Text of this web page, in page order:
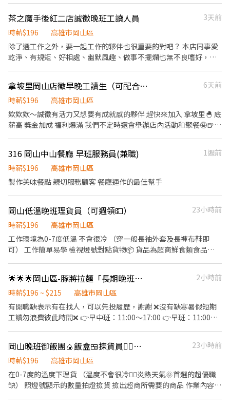
號1樓 前鎮三多店 高雄市前鎮區三多二路471號1、2樓 前鎮二聖店
高雄市前鎮區二聖一路96號1樓 小港孔鳳店 高雄市小港區孔鳳路
548號1樓 岡山大仁店 高雄市岡山區大仁路51號1、2、3、4、5樓
左營孟子店 高雄市左營區孟子路593號1樓 左營自由二店 高雄市左
營區自由三路268號1樓 左營自由店 高雄市左營區自由四路457號1
樓 新興八德店 高雄市新興區八德二路68號1樓 梓官梓和店 高雄市梓
官區梓官路174號1樓 梓官蚵仔寮店 高雄市梓官區中正路192號1樓
楠梓壽民店 高雄市楠梓區壽民路70號1樓 楠梓德民店 高雄市楠梓區
德民路1355號1樓 橋頭白樹店 高雄市橋頭區白樹路37號1、2、3、4
樓 湖內中正店 高雄市湖內區中正路二段74之6號1樓 苓雅中山店 高
雄市苓雅區中山二路392號1、2、3、4樓 苓雅和平店 高雄市苓雅區
和平一路246號1、2、3樓 苓雅廣州店 高雄市苓雅區廣州一街8號1
號1樓 鳳山中崙店 高雄市鳳山區中崙四路32號1樓 鳳山善美店 高雄
市鳳山區善美路66號1樓 鳳山工協店 高雄市鳳山區工協街81號1、2
樓 鳳山文建店 高雄市鳳山區文建街175號1樓 鼓山美明店 高雄市鼓
三民大順 - 智取店 高雄市三民區大順二路612號1、2、3樓 三民孝順
- 智取店 高雄市三民區孝順街31號1樓 三民瀋陽 - 智取店 高雄市三
民區瀋陽街111之3號1樓 三民義華 - 智取店 高雄市三民區義華路
167號1樓 三民裕誠 - 智取店 高雄市三民區裕誠路119號1、2樓 三民
鼎山 - 智取店 高雄市三民區鼎山街361號1樓 仁武仁雄 - 智取店 高雄
市仁武區仁雄路202號1樓 仁武八德 - 智取店 高雄市仁武區八德一路
328號1樓 仁武永仁 - 智取店 高雄市仁武區永仁街209號1樓 前金新
市前鎮區天山路20巷4號1樓 前鎮永豐 - 智取店 高雄市前鎮區永豐路
103號1樓 前鎮草衙 - 智取店 高雄市前鎮區草衙二路439號1樓 大寮
高英 - 智取店 高雄市大寮區鳳林三路45號1樓 大寮鳳屏 - 智取店 高
雄市大寮區鳳屏一路520號1樓 大寮鳳林 - 智取店 高雄市大寮區鳳林
四路210號1樓 大樹九大 - 智取店 高雄市大樹區九大路165號1樓 大
社中山 - 智取店 高雄市大社區中山路463號1樓 小港大業 - 智取店 高
雄市小港區大業北路148號1樓 小港山明二 - 智取店 高雄市小港區山
明路387號1樓 小港桂園 - 智取店 高雄市小港區桂園路68號1樓 岡山
公園二 - 智取店 高雄市岡山區公園西路二段114號1樓 岡山大德 - 智
茶之魔手後紅二店誠徵晚班工讀人員
3天前
時薪$196
高雄市岡山區
除了選工作之外，要一起工作的夥伴也很重要的對吧？ 本店同事愛
乾淨、有規矩、好相處、幽默風趣、做事不擺爛也無不良嗜好，如
務：備有店車有保險傍身 • 店內整潔維護：維護整潔環境乾淨 工作
舒適心情好，飲料就好喝 • 工作環境有冷氣，不會汗流浹背 • 不
定時員工聚餐 • 長期優先錄取
拿坡里岡山店徵早晚工讀生（可配合課表排班）
6天前
時薪$196
高雄市岡山區
欸欸欸～誠徵有活力又想要有成就感的夥伴 趕快來加入 拿坡里🐣 底
薪高 獎金加成 福利爆滿 我們不定時還會舉辦店內活動和聚餐🤪🍺
披薩炸雞各產品操作 環境整潔 🦩打烊班工作： 收店環境清潔， 負
責整體帳務整理。 🦩外送服務工作： 需備駕照 將產品送至顧客端
小抱怨： 剛剛跟朋友吃飯的時候旁邊的嬰兒一直哭 搞得我很煩 朋友
316 岡山中山餐廳 早班服務員(兼職)
1週前
時薪$196
高雄市岡山區
製作美味餐點 親切服務顧客 餐廳運作的最佳幫手
岡山低溫晚班理貨員（可週領💵）
23小時前
時薪$196
高雄市岡山區
工作環境為0-7度低溫 不會很冷 （穿一般長袖外套及長褲布鞋即
可） 工作簡單易學 檢視燈號對點貨物📦 貨品為超商鮮食類食品
兩天，沒有固定休六日） 16:00-作業結束🌟🌟🌟岡山區-豚將拉麵「長期晚班、長期早中班班」兼職工讀生
2小時前
時薪$196 ~ $215
高雄市岡山區
有開職缺表示有在找人，可以先投履歷，謝謝 ❌沒有缺寒暑假短期
工讀勿浪費彼此時間❌ 👉早中班：11:00～17:00 👉早班：11:00～
多人同時指定休假必需協調），假日當月最多指休4天，當日如果都
沒有人指定休假會依照當周指定休假率給班或平均分配時數 - 「只
要你肯學，你不會的我來教」 餐飲業零經驗的你，豚將拉麵是一個
非常適合你的工作環境，因為我們製作餐點易上手，皆是標準流程
岡山晚班御飯團🍙飯盒🍱揀貨員🏃‍♀️（無需穿防塵衣🙅‍♂️ 可週領💰）
23小時前
時薪$196
高雄市岡山區
在0-7度的溫度下理貨 （溫度不會很冷💁‍♀️炎熱天氣🌞首選的超優職
缺） 照燈號顯示的數量拍燈撿貨 撿出超商所需要的商品 作業內容簡